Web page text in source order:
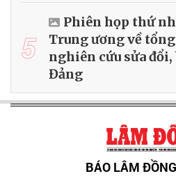
5
Phiên họp thứ
Trung ương về
nghiên cứu sửa
Đảng
BÁO LÂM